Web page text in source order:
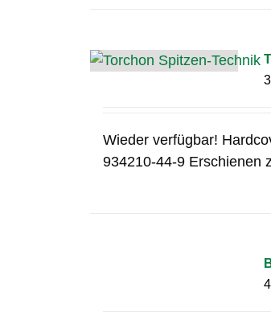
Wieder verfügbar!
934210-44-9 Erschienen